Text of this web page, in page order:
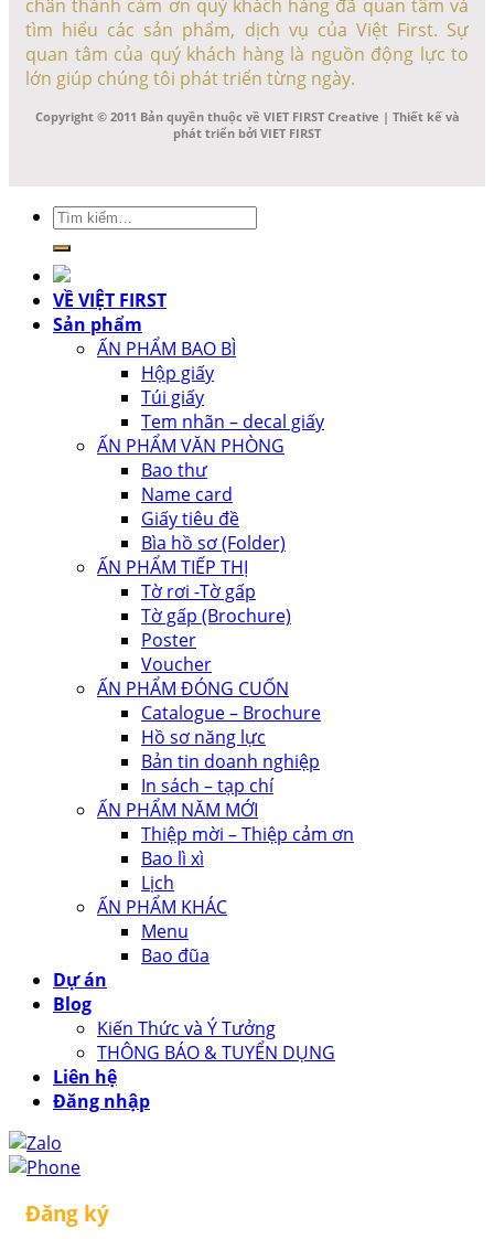
chân thành cảm ơn quý khách hàng đã quan tâm và
tìm hiểu các sản phẩm, dịch vụ của Việt First. Sự
quan tâm của quý khách hàng là nguồn động lực to
lớn giúp chúng tôi phát triển từng ngày.
Copyright © 2011 Bản quyền thuộc về VIET FIRST Creative | Thiết kế và
phát triển bởi VIET FIRST
Tìm
kiếm:
VỀ VIỆT FIRST
Sản phẩm
ẤN PHẨM BAO BÌ
Hộp giấy
Túi giấy
Tem nhãn – decal giấy
ẤN PHẨM VĂN PHÒNG
Bao thư
Name card
Giấy tiêu đề
Bìa hồ sơ (Folder)
ẤN PHẨM TIẾP THỊ
Tờ rơi -Tờ gấp
Tờ gấp (Brochure)
Poster
Voucher
ẤN PHẨM ĐÓNG CUỐN
Catalogue – Brochure
Hồ sơ năng lực
Bản tin doanh nghiệp
In sách – tạp chí
ẤN PHẨM NĂM MỚI
Thiệp mời – Thiệp cảm ơn
Bao lì xì
Lịch
ẤN PHẨM KHÁC
Menu
Bao đũa
Dự án
Blog
Kiến Thức và Ý Tưởng
THÔNG BÁO & TUYỂN DỤNG
Liên hệ
Đăng nhập
Đăng ký